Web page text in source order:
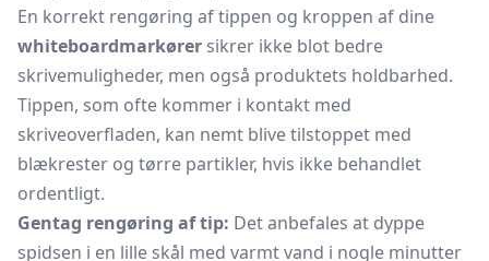
En korrekt rengøring af tippen og kroppen af dine
whiteboardmarkører sikrer ikke blot bedre
skrivemuligheder, men også produktets holdbarhed.
Tippen, som ofte kommer i kontakt med
skriveoverfladen, kan nemt blive tilstoppet med
blækrester og tørre partikler, hvis ikke behandlet
ordentligt.
Gentag rengøring af tip: Det anbefales at dyppe
spidsen i en lille skål med varmt vand i nogle minutter